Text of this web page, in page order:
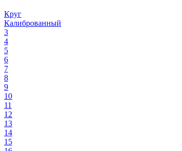
Круг
Калиброванный
3
4
5
6
7
8
9
10
11
12
13
14
15